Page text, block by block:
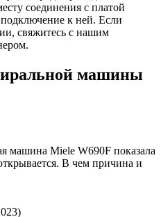
соединения с платой
к ней. Если
свяжитесь с нашим
машины
машина Miele W690F показала
В чем причина и
)